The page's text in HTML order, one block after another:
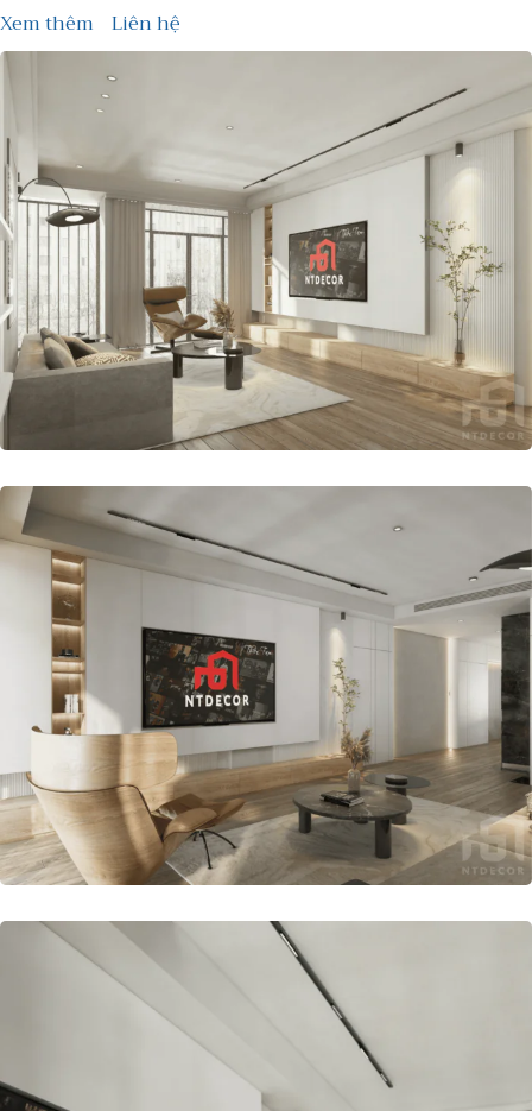
Xem thêm Liên hệ